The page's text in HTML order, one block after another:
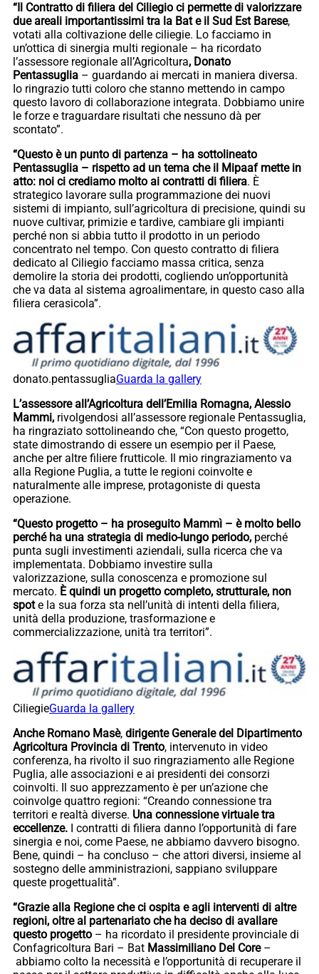
“Il Contratto di filiera del Ciliegio ci permette di valorizzare
due areali importantissimi tra la Bat e il Sud Est Barese,
votati alla coltivazione delle ciliegie. Lo facciamo in
un’ottica di sinergia multi regionale – ha ricordato
l’assessore regionale all’Agricoltura, Donato
Pentassuglia – guardando ai mercati in maniera diversa.
Io ringrazio tutti coloro che stanno mettendo in campo
questo lavoro di collaborazione integrata. Dobbiamo unire
le forze e traguardare risultati che nessuno dà per
scontato”.
“Questo è un punto di partenza – ha sottolineato
Pentassuglia – rispetto ad un tema che il Mipaaf mette in
atto: noi ci crediamo molto ai contratti di filiera. È
strategico lavorare sulla programmazione dei nuovi
sistemi di impianto, sull’agricoltura di precisione, quindi su
nuove cultivar, primizie e tardive, cambiare gli impianti
perché non si abbia tutto il prodotto in un periodo
concentrato nel tempo. Con questo contratto di filiera
dedicato al Ciliegio facciamo massa critica, senza
demolire la storia dei prodotti, cogliendo un’opportunità
che va data al sistema agroalimentare, in questo caso alla
filiera cerasicola”.
donato.pentassugliaGuarda la gallery
L’assessore all’Agricoltura dell’Emilia Romagna, Alessio
Mammi, rivolgendosi all’assessore regionale Pentassuglia,
ha ringraziato sottolineando che, “Con questo progetto,
state dimostrando di essere un esempio per il Paese,
anche per altre filiere frutticole. Il mio ringraziamento va
alla Regione Puglia, a tutte le regioni coinvolte e
naturalmente alle imprese, protagoniste di questa
operazione.
“Questo progetto – ha proseguito Mammì – è molto bello
perché ha una strategia di medio-lungo periodo, perché
punta sugli investimenti aziendali, sulla ricerca che va
implementata. Dobbiamo investire sulla
valorizzazione, sulla conoscenza e promozione sul
mercato. È quindi un progetto completo, strutturale, non
spote la sua forza sta nell’unità di intenti della filiera,
unità della produzione, trasformazione e
commercializzazione, unità tra territori”.
CiliegieGuarda la gallery
Anche Romano Masè, dirigente Generale del Dipartimento
Agricoltura Provincia di Trento, intervenuto in video
conferenza, ha rivolto il suo ringraziamento alle Regione
Puglia, alle associazioni e ai presidenti dei consorzi
coinvolti. Il suo apprezzamento è per un’azione che
coinvolge quattro regioni: “Creando connessione tra
territori e realtà diverse. Una connessione virtuale tra
eccellenze. I contratti di filiera danno l’opportunità di fare
sinergia e noi, come Paese, ne abbiamo davvero bisogno.
Bene, quindi – ha concluso – che attori diversi, insieme al
sostegno delle amministrazioni, sappiano sviluppare
queste progettualità”.
“Grazie alla Regione che ci ospita e agli interventi di altre
regioni, oltre al partenariato che ha deciso di avallare
questo progetto – ha ricordato il presidente provinciale di
Confagricoltura Bari – Bat Massimiliano Del Core–
abbiamo colto la necessità e l’opportunità di recuperare il